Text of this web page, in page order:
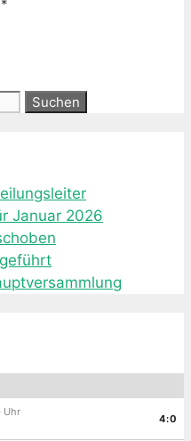
*
Januar 2026
Uhr
4:0